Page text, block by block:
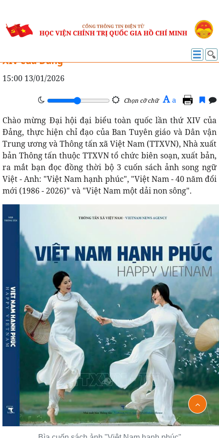
GIỚI THIỆU SÁCH
Ra mắt ba cuốn sách ảnh chào mừng Đại hội
XIV của Đảng
15:00 13/01/2026
Chọn cỡ chữ A a
Chào mừng Đại hội đại biểu toàn quốc lần thứ XIV của
Đảng, thực hiện chỉ đạo của Ban Tuyên giáo và Dân vận
Trung ương và Thông tấn xã Việt Nam (TTXVN), Nhà xuất
bản Thông tấn thuộc TTXVN tổ chức biên soạn, xuất bản,
ra mắt bạn đọc đồng thời bộ 3 cuốn sách ảnh song ngữ
Việt - Anh: "Việt Nam hạnh phúc", "Việt Nam - 40 năm đổi
mới (1986 - 2026)" và "Việt Nam một dải non sông".